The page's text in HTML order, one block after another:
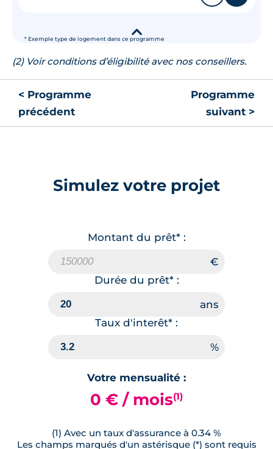
* Exemple type de logement dans ce programme
▾
(2) Voir conditions d’éligibilité avec nos conseillers.
< Programme
précédent
Programme
suivant >
Simulez votre projet
Montant du prêt* :
Durée du prêt* :
Taux d'interêt* :
Votre mensualité :
0 € / mois(1)
(1) Avec un taux d'assurance à 0.34 %
Les champs marqués d'un astérisque (*) sont requis